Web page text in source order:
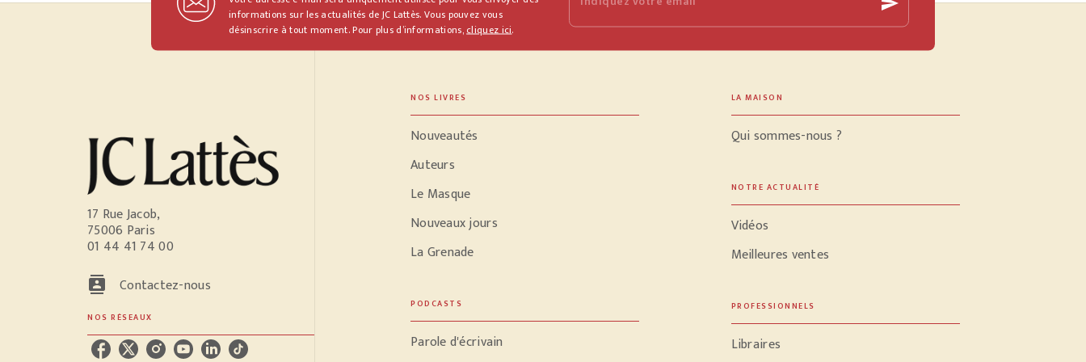
informations sur les actualités de JC Lattès. Vous pouvez vous
désinscrire à tout moment. Pour plus d’informations,cliquez ici.
17 Rue Jacob,
75006 Paris
01 44 41 74 00
contacts Contactez-nous
NOS RÉSEAUX
NOS LIVRES
Nouveautés
Auteurs
Le Masque
Nouveaux jours
La Grenade
PODCASTS
Parole d'écrivain
LA MAISON
Qui sommes-nous ?
NOTRE ACTUALITÉ
Vidéos
Meilleures ventes
PROFESSIONNELS
Libraires